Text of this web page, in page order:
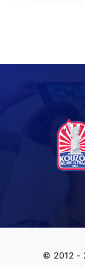
© 2012 -